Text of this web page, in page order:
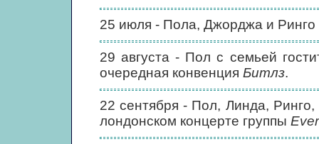
25 июля - Пола, Джорджа и Ринго
29 августа - Пол с семьей
очередная конвенция Битлз.
22 сентября - Пол, Линда,
лондонском концерте группы